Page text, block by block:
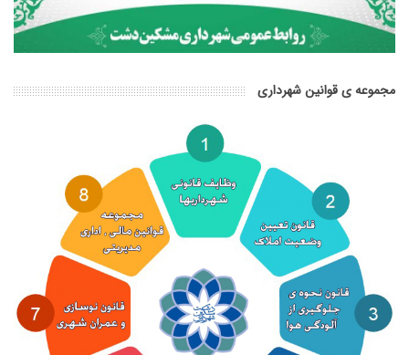
مجموعه ی قوانین شهرداری